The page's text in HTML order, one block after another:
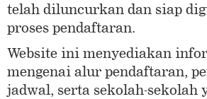
telah diluncurkan dan siap
proses pendaftaran.
Website ini menyediakan
mengenai alur pendaftaran,
jadwal, serta sekolah-sekolah